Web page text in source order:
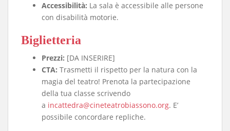
Accessibilità: La sala è accessibile alle persone
con disabilità motorie.
Biglietteria
Prezzi: [DA INSERIRE]
CTA: Trasmetti il rispetto per la natura con la
magia del teatro! Prenota la partecipazione
della tua classe scrivendo
a incattedra@cineteatrobiassono.org. E’
possibile concordare repliche.